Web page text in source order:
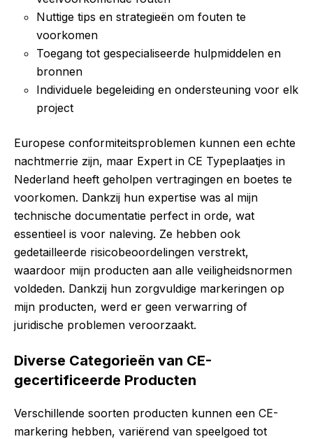
Nuttige tips en strategieën om fouten te
voorkomen
Toegang tot gespecialiseerde hulpmiddelen en
bronnen
Individuele begeleiding en ondersteuning voor elk
project
Europese conformiteitsproblemen kunnen een echte
nachtmerrie zijn, maar Expert in CE Typeplaatjes in
Nederland heeft geholpen vertragingen en boetes te
voorkomen. Dankzij hun expertise was al mijn
technische documentatie perfect in orde, wat
essentieel is voor naleving. Ze hebben ook
gedetailleerde risicobeoordelingen verstrekt,
waardoor mijn producten aan alle veiligheidsnormen
voldeden. Dankzij hun zorgvuldige markeringen op
mijn producten, werd er geen verwarring of
juridische problemen veroorzaakt.
Diverse Categorieën van CE-
gecertificeerde Producten
Verschillende soorten producten kunnen een CE-
markering hebben, variërend van speelgoed tot